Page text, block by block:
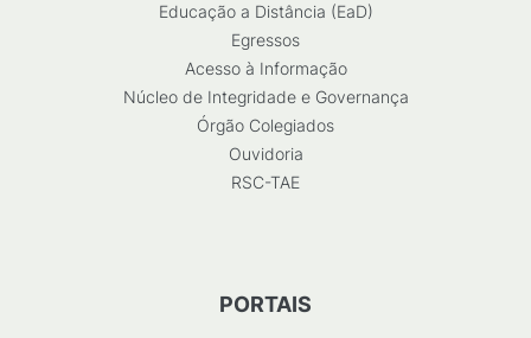
Educação a Distância (EaD)
Egressos
Acesso à Informação
Núcleo de Integridade e Governança
Órgão Colegiados
Ouvidoria
RSC-TAE
PORTAIS